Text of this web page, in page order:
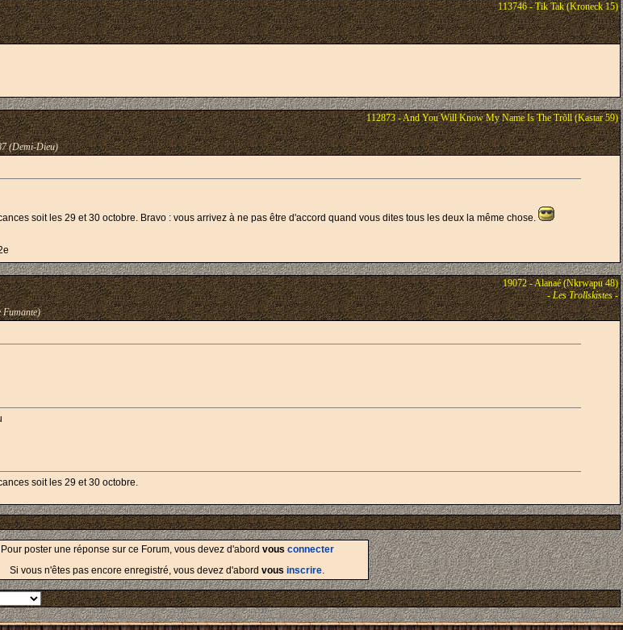
113746 - Tik Tak (Kroneck 15)
112873 - And You Will Know My Name Is The Trõll (Kastar 59)
(Demi-Dieu)
soit les 29 et 30 octobre. Bravo : vous arrivez à ne pas être d'accord quand vous dites tous les deux la même chose.
19072 - Alanaé (Nkrwapu 48)
-Les Trollskistes-
Fumante)
soit les 29 et 30 octobre.
Pour poster une réponse sur ce Forum, vous devez d'abord vous connecter
Si vous n'êtes pas encore enregistré, vous devez d'abord vous inscrire.